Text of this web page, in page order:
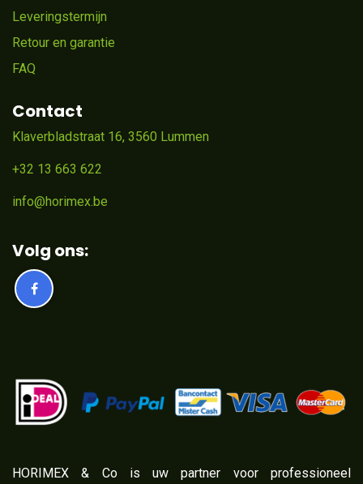
Leveringstermijn
Retour en garantie
FAQ
Contact
Klaverbladstraat 16, 3560 Lummen
+32 13 663 622
info@horimex.be
Volg ons:
​HORIMEX & Co is uw partner voor professioneel